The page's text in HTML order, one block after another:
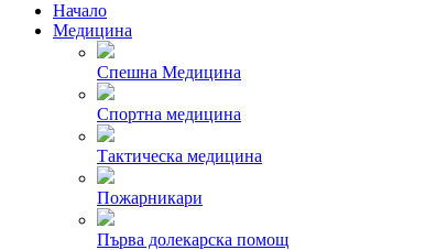
Начало
Медицина
Спешна Медицина
Спортна медицина
Тактическа медицина
Пожарникари
Първа долекарска помощ